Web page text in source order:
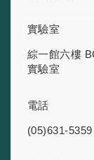
實驗室
綜一館六樓
實驗室
電話
(05)631-5359